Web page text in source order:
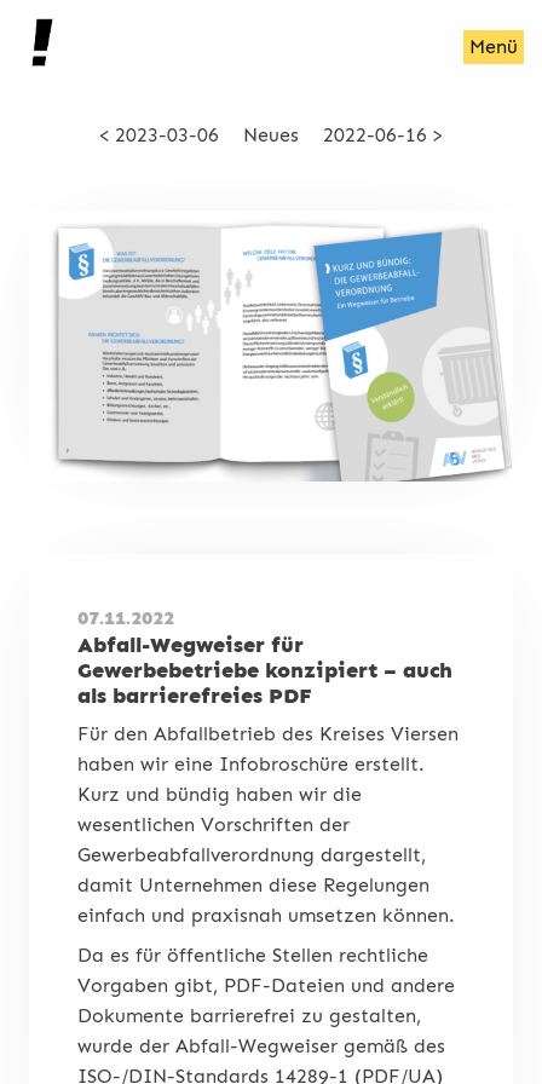
Menü
< 2023-03-06 Neues 2022-06-16 >
07.11.2022
Abfall-Wegweiser für
Gewerbebetriebe konzipiert – auch
als barrierefreies PDF
Für den Abfallbetrieb des Kreises Viersen
haben wir eine Infobroschüre erstellt.
Kurz und bündig haben wir die
wesentlichen Vorschriften der
Gewerbeabfallverordnung dargestellt,
damit Unternehmen diese Regelungen
einfach und praxisnah umsetzen können.
Da es für öffentliche Stellen rechtliche
Vorgaben gibt, PDF-Dateien und andere
Dokumente barrierefrei zu gestalten,
wurde der Abfall-Wegweiser gemäß des
ISO-/DIN-Standards 14289-1 (PDF/UA)